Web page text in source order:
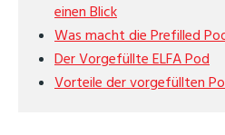
einen Blick
Was macht die Prefilled
Der Vorgefüllte ELFA Pod
Vorteile der vorgefüllten